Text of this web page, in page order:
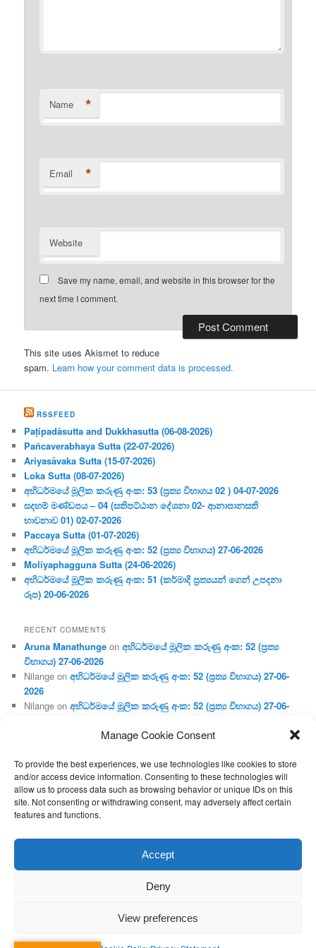
Manage Cookie Consent
To provide the best experiences, we use technologies like cookies to store
and/or access device information. Consenting to these technologies will
allow us to process data such as browsing behavior or unique IDs on this
site. Not consenting or withdrawing consent, may adversely affect certain
features and functions.
Accept
Deny
View preferences
Name *
Email *
Website
Save my name, email, and website in this browser for the
next time I comment.
This site uses Akismet to reduce
spam. Learn how your comment data is processed.
RSSFEED
Paṭipadāsutta and Dukkhasutta (06-08-2026)
Pañcaverabhaya Sutta (22-07-2026)
Ariyasāvaka Sutta (15-07-2026)
Loka Sutta (08-07-2026)
අභිධර්මයේ මූලික කරුණු අංක: 53 (ප්‍ර‍ත්‍ය විභාගය 02 ) 04-07-2026
සදහම් මණ්ඩපය – 04 (සතිපට්ඨාන දේශනා 02- ආනාපානසති
භාවනාව 01) 02-07-2026
Paccaya Sutta (01-07-2026)
අභිධර්මයේ මූලික කරුණු අංක: 52 (ප්‍ර‍ත්‍ය විභාගය) 27-06-2026
Moliyaphagguna Sutta (24-06-2026)
අභිධර්මයේ මූලික කරුණු අංක: 51 (කර්මාදි ප්‍ර‍ත්‍යයන් ගෙන් උපදනා
රූප) 20-06-2026
RECENT COMMENTS
Aruna Manathunge onඅභිධර්මයේ මූලික කරුණු අංක: 52 (ප්‍ර‍ත්‍ය
විභාගය) 27-06-2026
Nilange onඅභිධර්මයේ මූලික කරුණු අංක: 52 (ප්‍ර‍ත්‍ය විභාගය) 27-06-
2026
Nilange onඅභිධර්මයේ මූලික කරුණු අංක: 52 (ප්‍ර‍ත්‍ය විභාගය) 27-06-
Aruna Manathungeonඅභිධර්මයේ මූලික කරුණු අංක: 46 (හෘදය,
Gunaratneonඅභිධර්මයේ මූලික කරුණු අංක: 46 (හෘදය, ජීවිත,
ආහාර රූප) 02-05-2026
Proudly powered by WordPress